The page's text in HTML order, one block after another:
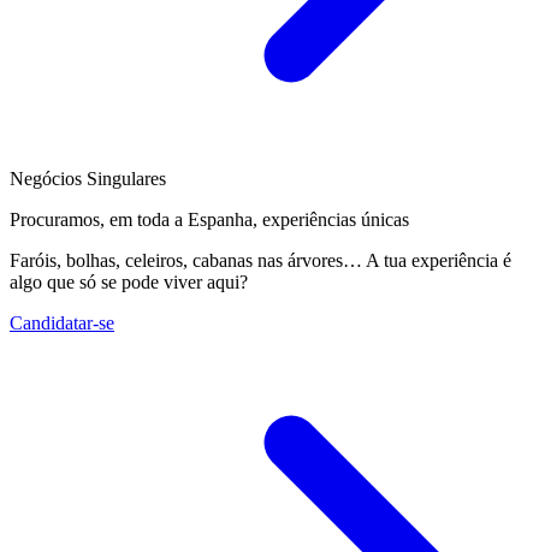
Negócios Singulares
Procuramos, em toda a Espanha, experiências únicas
Faróis, bolhas, celeiros, cabanas nas árvores… A tua experiência é
algo que só se pode viver aqui?
Candidatar-se